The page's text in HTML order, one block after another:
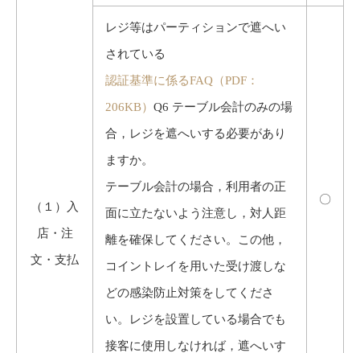
（１）入
店・注
文・支払
レジ等はパーティションで遮へい
されている
認証基準に係るFAQ（PDF：
206KB） Q6 テーブル会計のみの場
合，レジを遮へいする必要があり
ますか。
テーブル会計の場合，利用者の正
面に立たないよう注意し，対人距
離を確保してください。この他，
コイントレイを用いた受け渡しな
どの感染防止対策をしてくださ
い。レジを設置している場合でも
接客に使用しなければ，遮へいす
〇